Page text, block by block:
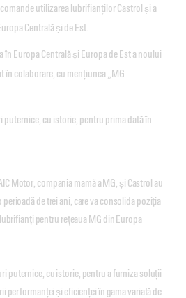
utilizarea lubrifianților Castrol și a
Centrală și de Est.
Europa Centrală și Europa de Est a noului
în colaborare, cu mențiunea „MG
puternice, cu istorie, pentru prima dată în
Motor, compania mamă a MG, și Castrol au
de trei ani, care va consolida poziția
pentru rețeaua MG din Europa
puternice, cu istorie, pentru a furniza soluții
performanței și eficienței în gama variată de